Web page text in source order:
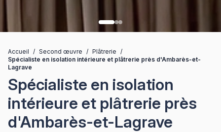
Accueil / Second œuvre / Plâtrerie /
Spécialiste en isolation intérieure et plâtrerie près d'Ambarès-et-
Lagrave
Spécialiste en isolation
intérieure et plâtrerie près
d'Ambarès-et-Lagrave